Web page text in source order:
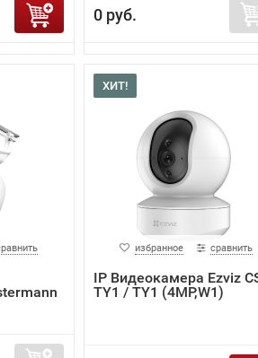
0 руб.
ХИТ!
избранное сравнить
IP Видеокамера Ezviz
TY1 / TY1 (4MP,W1)